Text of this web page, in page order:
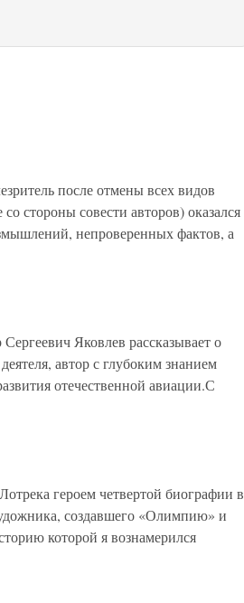
после отмены всех видов
стороны совести авторов) оказался
непроверенных фактов, а
Яковлев рассказывает о
автор с глубоким знанием
отечественной авиации.С
героем четвертой биографии в
создавшего «Олимпию» и
которой я вознамерился